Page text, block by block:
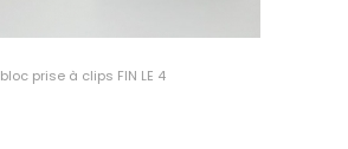
bloc prise à clips FIN LE 4